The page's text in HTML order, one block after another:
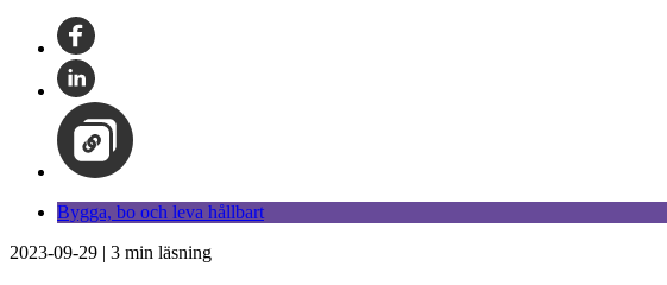
Bygga, bo och leva hållbart
2023-09-29 | 3 min läsning